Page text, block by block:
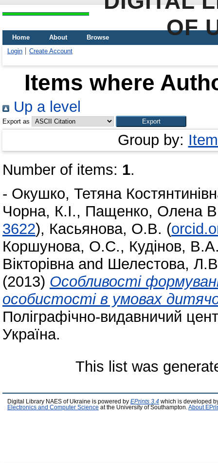
OF
Home About
Browse
Login
Create Account
Items where
Up a level
Export as
Group by:
Number of items: 1.
- Окушко, Тетяна
Чорна, К.І., Пащенко, Олена
3622), Касьянова, О.В. (
Коршунова, О.С., Кудінов,
Вікторівнаand Шелестова,
(2013) Особливості
особистості в умовах
Поліграфічно-видавничий
Україна.
This list was
Digital Library NAES of Ukraine is powered by EPrints 3.4 which is developed
Electronics and Computer Science at the University of Southampton. About